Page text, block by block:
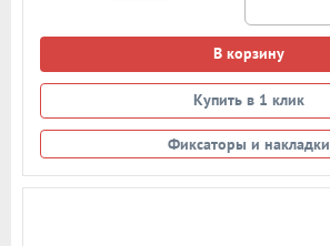
В корзину
Купить в 1 клик
Фиксаторы и накладки